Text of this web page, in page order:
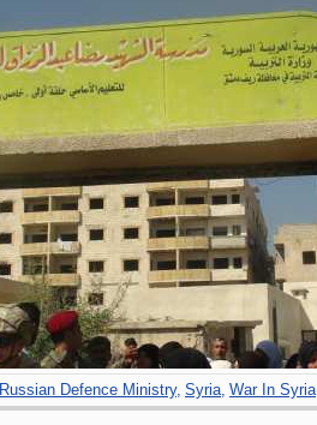
Russian Defence Ministry Syria War In Syria